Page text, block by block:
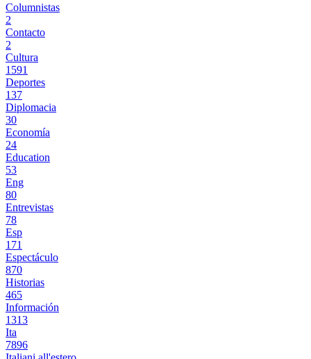
Columnistas
2
Contacto
2
Cultura
1591
Deportes
137
Diplomacia
30
Economía
24
Education
53
Eng
80
Entrevistas
78
Esp
171
Espectáculo
870
Historias
465
Información
1313
Ita
7896